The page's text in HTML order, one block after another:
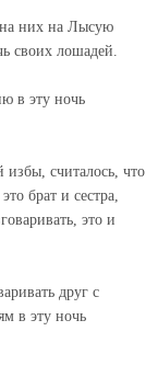
на них на Лысую
своих лошадей.
в эту ночь
считалось, что
брат и сестра,
это и
друг с
в эту ночь